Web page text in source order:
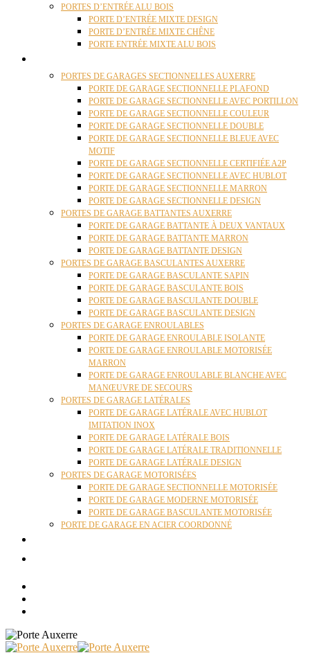
PORTES D’ENTRÉE ALU BOIS
PORTE D’ENTRÉE MIXTE DESIGN
PORTE D’ENTRÉE MIXTE CHÊNE
PORTE ENTRÉE MIXTE ALU BOIS
PORTES DE GARAGES SECTIONNELLES AUXERRE
PORTE DE GARAGE SECTIONNELLE PLAFOND
PORTE DE GARAGE SECTIONNELLE AVEC PORTILLON
PORTE DE GARAGE SECTIONNELLE COULEUR
PORTE DE GARAGE SECTIONNELLE DOUBLE
PORTE DE GARAGE SECTIONNELLE BLEUE AVEC
MOTIF
PORTE DE GARAGE SECTIONNELLE CERTIFIÉE A2P
PORTE DE GARAGE SECTIONNELLE AVEC HUBLOT
PORTE DE GARAGE SECTIONNELLE MARRON
PORTE DE GARAGE SECTIONNELLE DESIGN
PORTES DE GARAGE BATTANTES AUXERRE
PORTE DE GARAGE BATTANTE À DEUX VANTAUX
PORTE DE GARAGE BATTANTE MARRON
PORTE DE GARAGE BATTANTE DESIGN
PORTES DE GARAGE BASCULANTES AUXERRE
PORTE DE GARAGE BASCULANTE SAPIN
PORTE DE GARAGE BASCULANTE BOIS
PORTE DE GARAGE BASCULANTE DOUBLE
PORTE DE GARAGE BASCULANTE DESIGN
PORTES DE GARAGE ENROULABLES
PORTE DE GARAGE ENROULABLE ISOLANTE
PORTE DE GARAGE ENROULABLE MOTORISÉE
MARRON
PORTE DE GARAGE ENROULABLE BLANCHE AVEC
MANŒUVRE DE SECOURS
PORTES DE GARAGE LATÉRALES
PORTE DE GARAGE LATÉRALE AVEC HUBLOT
IMITATION INOX
PORTE DE GARAGE LATÉRALE BOIS
PORTE DE GARAGE LATÉRALE TRADITIONNELLE
PORTE DE GARAGE LATÉRALE DESIGN
PORTES DE GARAGE MOTORISÉES
PORTE DE GARAGE SECTIONNELLE MOTORISÉE
PORTE DE GARAGE MODERNE MOTORISÉE
PORTE DE GARAGE BASCULANTE MOTORISÉE
PORTE DE GARAGE EN ACIER COORDONNÉ